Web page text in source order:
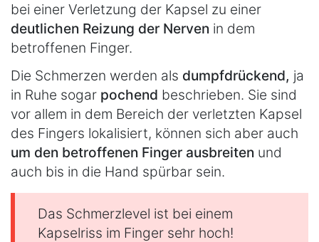
bei einer Verletzung der Kapsel zu einer
deutlichen Reizung der Nerven in dem
betroffenen Finger.
Die Schmerzen werden als dumpfdrückend, ja
in Ruhe sogar pochend beschrieben. Sie sind
vor allem in dem Bereich der verletzten Kapsel
des Fingers lokalisiert, können sich aber auch
um den betroffenen Finger ausbreiten und
auch bis in die Hand spürbar sein.
Das Schmerzlevel ist bei einem
Kapselriss im Finger sehr hoch!